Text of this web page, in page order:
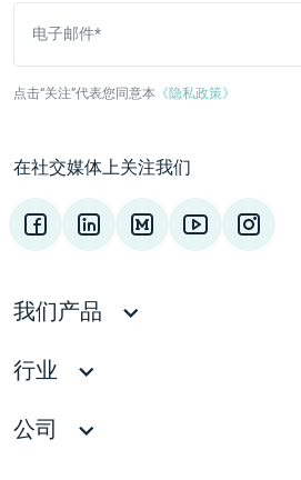
电子邮件*
点击“关注”代表您同意本 《隐私政策》
在社交媒体上关注我们
我们产品
行业
公司